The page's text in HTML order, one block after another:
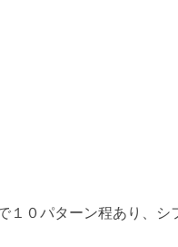
０パターン程あり、シ